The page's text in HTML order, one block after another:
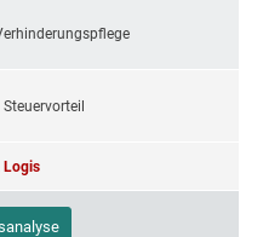
Logis